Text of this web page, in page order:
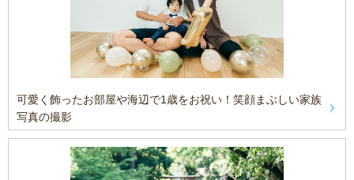
可愛く飾ったお部屋や海辺で1歳をお祝い！笑顔まぶしい家族
写真の撮影